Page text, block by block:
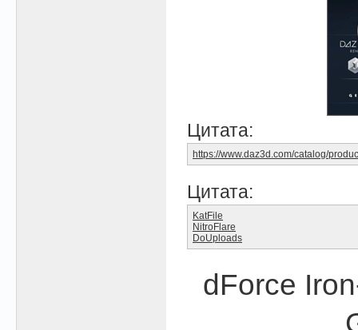
Цитата:
https://www.daz3d.com/catalog/
Цитата:
KatFile
NitroFlare
DoUploads
dForce